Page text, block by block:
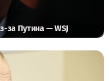
за Путина — WSJ